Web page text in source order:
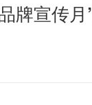
牌宣传